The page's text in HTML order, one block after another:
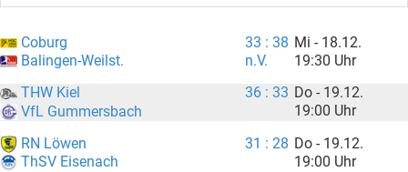
Coburg
Balingen-Weilst.
33 : 38
n.V.
Mi - 18.12.
19:30 Uhr
THW Kiel
VfL Gummersbach
36 : 33 Do - 19.12.
19:00 Uhr
RN Löwen
ThSV Eisenach
31 : 28 Do - 19.12.
19:00 Uhr